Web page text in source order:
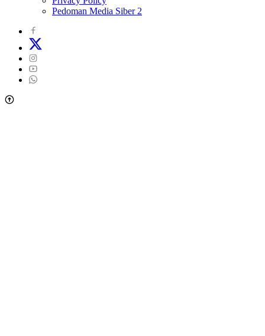
Pedoman Media Siber 2